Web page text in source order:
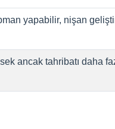
yapabilir, nişan
ancak tahribatı daha